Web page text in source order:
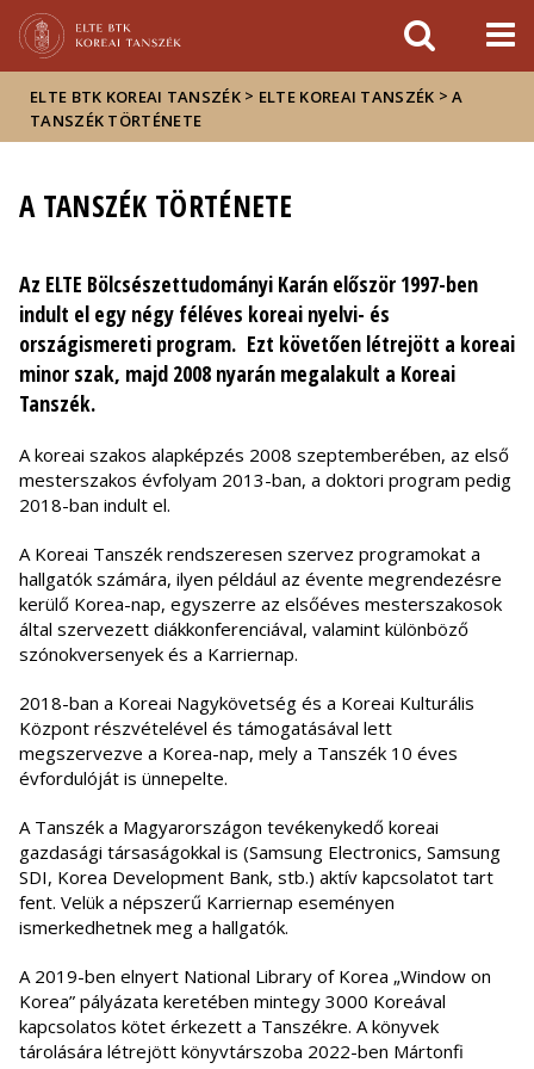
sajtóban
ELTE BTK KOREAI TANSZÉK > ELTE KOREAI TANSZÉK >A
TANSZÉK TÖRTÉNETE
A TANSZÉK TÖRTÉNETE
Az ELTE Bölcsészettudományi Karán először 1997-ben
indult el egy négy féléves koreai nyelvi- és
országismereti program. Ezt követően létrejött a koreai
minor szak, majd 2008 nyarán megalakult a Koreai
Tanszék.
A koreai szakos alapképzés 2008 szeptemberében, az első
mesterszakos évfolyam 2013-ban, a doktori program pedig
2018-ban indult el.
A Koreai Tanszék rendszeresen szervez programokat a
hallgatók számára, ilyen például az évente megrendezésre
kerülő Korea-nap, egyszerre az elsőéves mesterszakosok
által szervezett diákkonferenciával, valamint különböző
szónokversenyek és a Karriernap.
2018-ban a Koreai Nagykövetség és a Koreai Kulturális
Központ részvételével és támogatásával lett
megszervezve a Korea-nap, mely a Tanszék 10 éves
évfordulóját is ünnepelte.
A Tanszék a Magyarországon tevékenykedő koreai
gazdasági társaságokkal is (Samsung Electronics, Samsung
SDI, Korea Development Bank, stb.) aktív kapcsolatot tart
fent. Velük a népszerű Karriernap eseményen
ismerkedhetnek meg a hallgatók.
A 2019-ben elnyert National Library of Korea „Window on
Korea” pályázata keretében mintegy 3000 Koreával
kapcsolatos kötet érkezett a Tanszékre. A könyvek
tárolására létrejött könyvtárszoba 2022-ben Mártonfi